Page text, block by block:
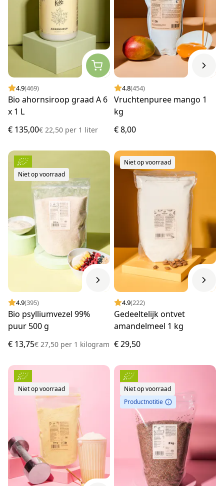
4.9(469)
Bio ahornsiroop graad A 6
x 1 L
€ 135,00€ 22,50 per 1 liter
4.8(454)
Vruchtenpuree mango 1
kg
€ 8,00
Niet op voorraad
4.9(395)
Bio psylliumvezel 99%
puur 500 g
€ 13,75€ 27,50 per 1 kilogram
Niet op voorraad
4.9(222)
Gedeeltelijk ontvet
amandelmeel 1 kg
€ 29,50
Niet op voorraad
Niet op voorraad
Productnotitie